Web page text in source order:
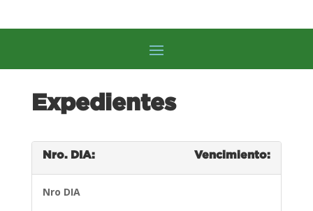
Expedientes
Nro. DIA: Vencimiento:
Nro DIA